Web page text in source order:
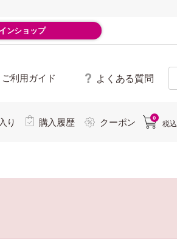
ンショップ
ご利用ガイド よくある質問
り 購入履歴 クーポン 0
税込